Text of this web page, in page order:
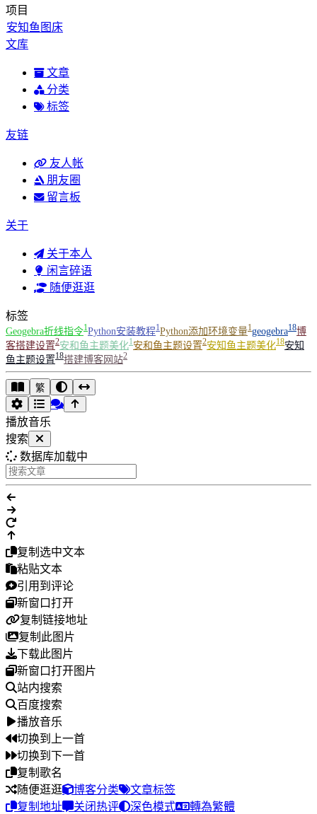
项目
安知鱼图床
文库
文章
分类
标签
友链
友人帐
朋友圈
留言板
关于
关于本人
闲言碎语
随便逛逛
标签
Geogebra折线指令1Python安装教程1Python添加环境变量1geogebra18博
客搭建设置2安和鱼主题美化1安和鱼主题设置2安知鱼主题美化18安知
鱼主题设置18搭建博客网站2
繁
播放音乐
搜索
数据库加载中
复制选中文本
粘贴文本
引用到评论
新窗口打开
复制链接地址
复制此图片
下载此图片
新窗口打开图片
站内搜索
百度搜索
播放音乐
切换到上一首
切换到下一首
复制歌名
随便逛逛
博客分类
文章标签
复制地址
关闭热评 深色模式 轉為繁體